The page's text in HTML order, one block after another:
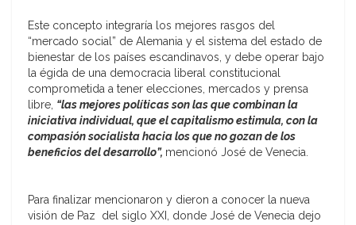
Este concepto integraría los mejores rasgos del
“mercado social” de Alemania y el sistema del estado de
bienestar de los países escandinavos, y debe operar bajo
la égida de una democracia liberal constitucional
comprometida a tener elecciones, mercados y prensa
libre, “las mejores políticas son las que combinan la
iniciativa individual, que el capitalismo estimula, con la
compasión socialista hacia los que no gozan de los
beneficios del desarrollo”, mencionó José de Venecia.
Para finalizar mencionaron y dieron a conocer la nueva
visión de Paz del siglo XXI, donde José de Venecia dejo